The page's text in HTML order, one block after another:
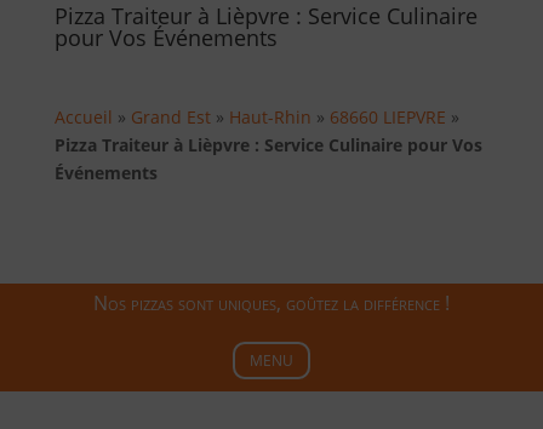
Pizza Traiteur à Lièpvre : Service Culinaire
pour Vos Événements
Accueil » Grand Est» Haut-Rhin » 68660 LIEPVRE »
Pizza Traiteur à Lièpvre : Service Culinaire pour Vos
Événements
Nos pizzas sont uniques, goûtez la différence !
MENU